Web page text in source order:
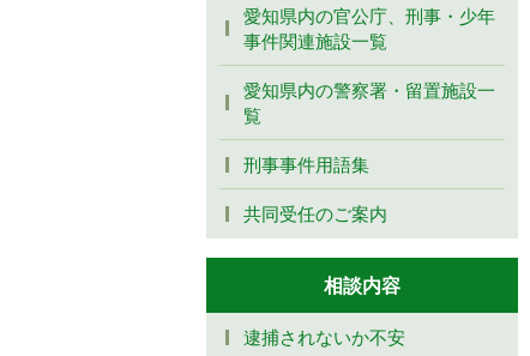
愛知県内の官公庁、刑事・少年
事件関連施設一覧
愛知県内の警察署・留置施設一
覧
刑事事件用語集
共同受任のご案内
相談内容
逮捕されないか不安